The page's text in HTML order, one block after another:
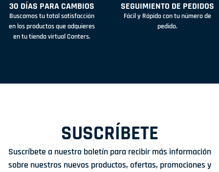
30 DÍAS PARA CAMBIOS
Buscamos tu total satisfacción
en los productos que adquieres
en tu tienda virtual Conters.
SEGUIMIENTO DE PEDIDOS
Fácil y Rápido con tu número de
pedido.
SUSCRÍBETE
Suscríbete a nuestro boletín para recibir más información
sobre nuestros nuevos productos, ofertas, promociones y